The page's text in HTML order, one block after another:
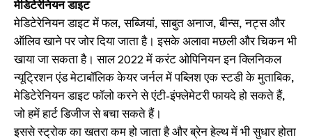
मेडिटेरेनियन डाइट
मेडिटेरेनियन डाइट में फल, सब्जियां, साबुत अनाज, बीन्स, नट्स और
ऑलिव खाने पर जोर दिया जाता है। इसके अलावा मछली और चिकन भी
खाया जा सकता है। साल 2022 में करंट ओपिनियन इन क्लिनिकल
न्यूट्रिशन एंड मेटाबॉलिक केयर जर्नल में पब्लिश एक स्टडी के मुताबिक,
मेडिटेरेनियन डाइट फॉलो करने से एंटी-इंफ्लेमेटरी फायदे हो सकते हैं,
जो हमें हार्ट डिजीज से बचा सकते हैं।
इससे स्‍ट्रोक का खतरा कम हो जाता है और ब्रेन हेल्‍थ में भी सुधार होता